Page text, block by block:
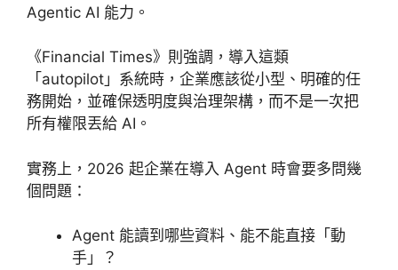
Agentic AI 能力。
《Financial Times》則強調，導入這類
「autopilot」系統時，企業應該從小型、明確的任
務開始，並確保透明度與治理架構，而不是一次把
所有權限丟給 AI。
實務上，2026 起企業在導入 Agent 時會要多問幾
個問題：
Agent 能讀到哪些資料、能不能直接「動
手」？